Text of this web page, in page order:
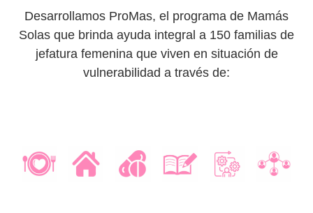
Desarrollamos ProMas, el programa de Mamás
Solas que brinda ayuda integral a 150 familias de
jefatura femenina que viven en situación de
vulnerabilidad a través de: